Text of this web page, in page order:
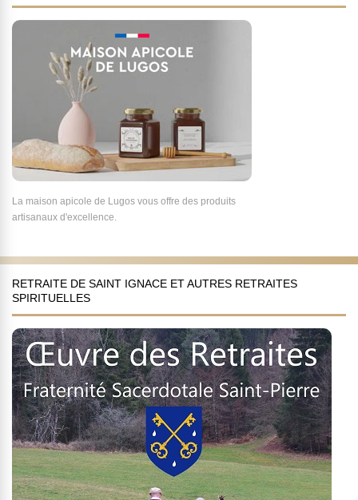
La maison apicole de Lugos vous offre des produits
artisanaux d'excellence.
RETRAITE DE SAINT IGNACE ET AUTRES RETRAITES
SPIRITUELLES